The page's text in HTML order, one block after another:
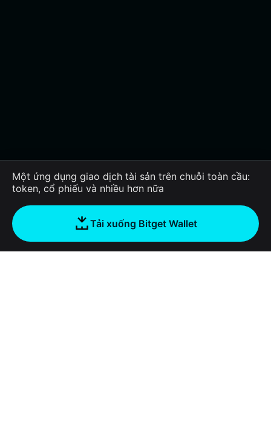
Một ứng dụng giao dịch tài sản trên chuỗi toàn cầu:
token, cổ phiếu và nhiều hơn nữa
Tải xuống Bitget Wallet